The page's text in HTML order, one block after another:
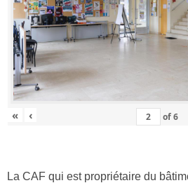
« ‹ of6
La CAF qui est propriétaire du